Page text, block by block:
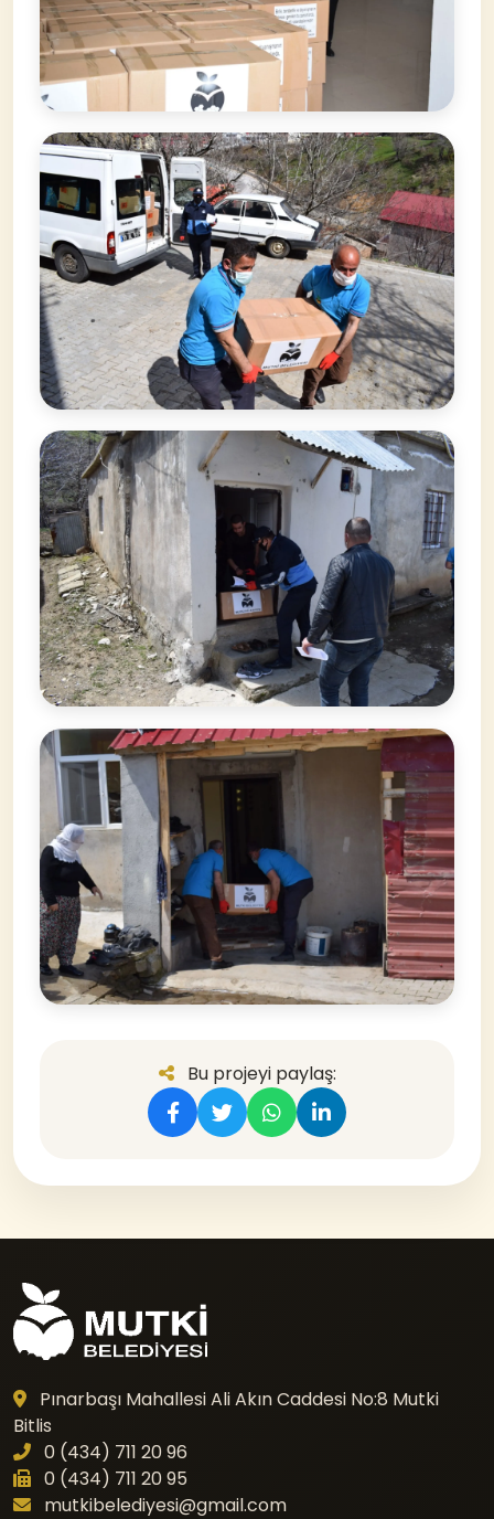
Bu projeyi paylaş:
Pınarbaşı Mahallesi Ali Akın Caddesi No:8 Mutki
Bitlis
0 (434) 711 20 96
0 (434) 711 20 95
mutkibelediyesi@gmail.com